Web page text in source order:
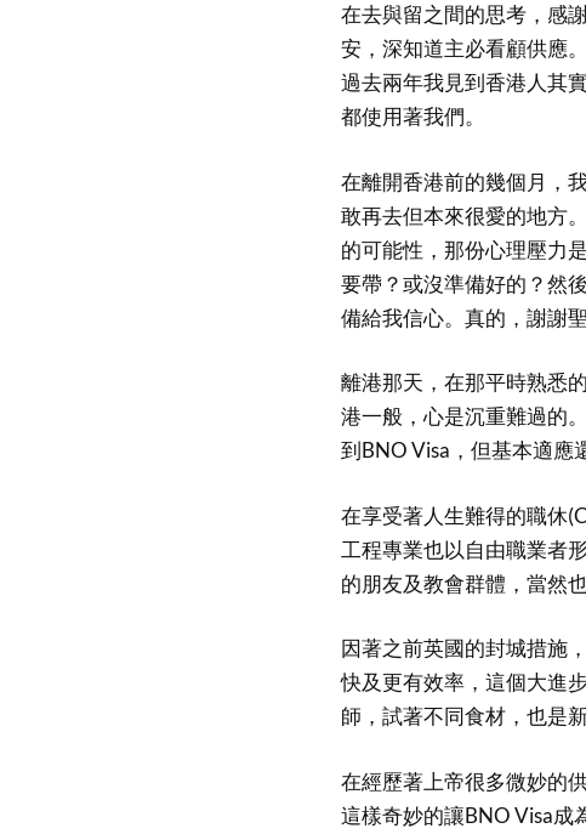
在去與留之間的思考，感
安，深知道主必看顧供應
過去兩年我見到香港人其
都使用著我們。
在離開香港前的幾個月，
敢再去但本來很愛的地方
的可能性，那份心理壓力
要帶？或沒準備好的？然
備給我信心。真的，謝謝
離港那天，在那平時熟悉
港一般，心是沉重難過的
到BNO Visa，但基本適應
在享受著人生難得的職休
工程專業也以自由職業者
的朋友及教會群體，當然
因著之前英國的封城措施
快及更有效率，這個大進
師，試著不同食材，也是新
在經歷著上帝很多微妙的
這樣奇妙的讓BNO Visa成